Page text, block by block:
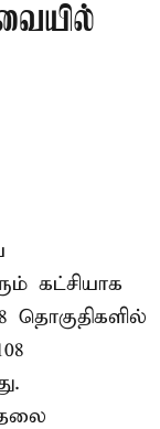
கட்சியாக
தொகுதிகளில்